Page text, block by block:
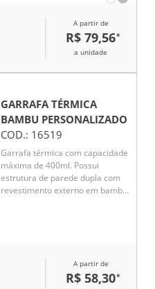
A partir de
R$ 79,56*
a unidade
GARRAFA TÉRMICA
BAMBU PERSONALIZADO
COD.: 16519
Garrafa térmica com capacidade
máxima de 400ml. Possui
estrutura de parede dupla com
revestimento externo em bambu
A partir de
R$ 58,30*